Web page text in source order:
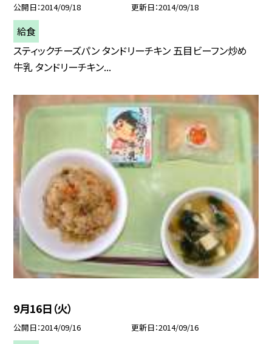
公開日 2014/09/18 更新日 2014/09/18
給食
スティックチーズパン タンドリーチキン 五目ビーフン炒め
牛乳 タンドリーチキン...
9月16日（火）
公開日 2014/09/16 更新日 2014/09/16